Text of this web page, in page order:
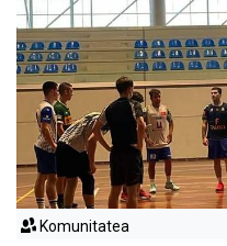
Komunitatea